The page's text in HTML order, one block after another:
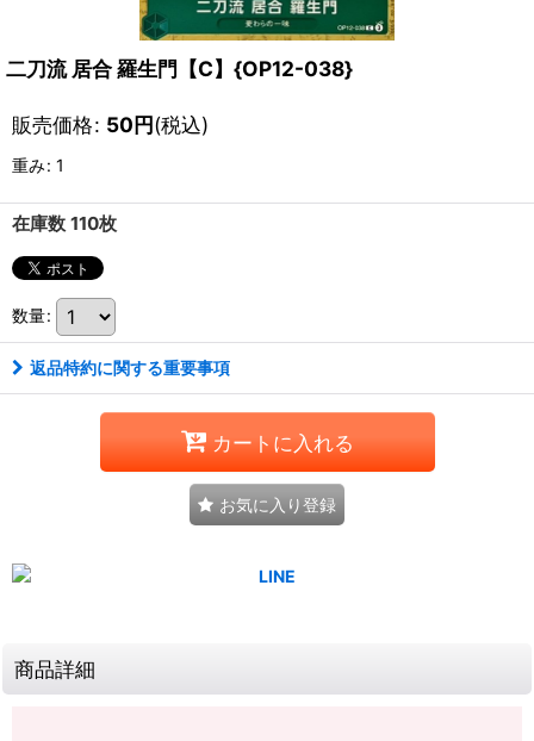
二刀流 居合 羅生門【C】{OP12-038}
販売価格: 50円(税込)
重み: 1
在庫数 110枚
数量:
返品特約に関する重要事項
カートに入れる
お気に入り登録
商品詳細